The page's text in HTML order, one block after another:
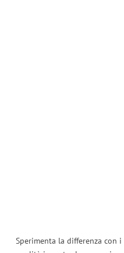
Sperimenta la differenza con